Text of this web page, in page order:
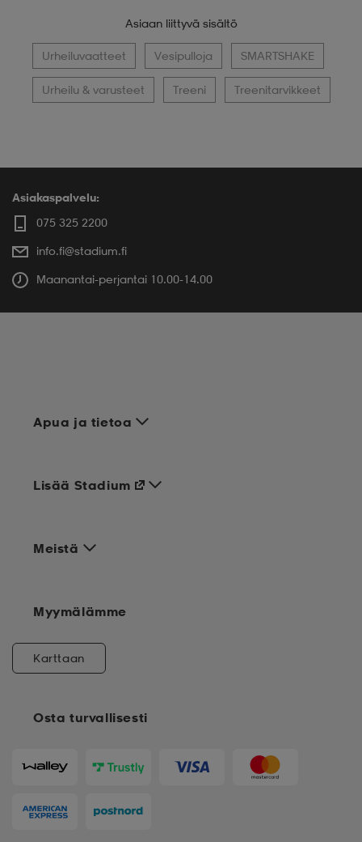
Asiaan liittyvä sisältö
Urheiluvaatteet Vesipulloja SMARTSHAKE
Urheilu & varusteet Treeni Treenitarvikkeet
Asiakaspalvelu:
075 325 2200
info.fi@stadium.fi
Maanantai-perjantai 10.00-14.00
Apua ja tietoa
Meistä
Osta turvallisesti
Lisää Stadium
Myymälämme
Karttaan